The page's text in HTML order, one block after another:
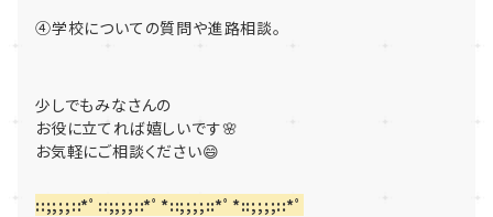
④学校についての質問や進路相談。
少しでもみなさんの
お役に立てれば嬉しいです🌸
お気軽にご相談ください😄
::;;;;::*ﾟ::;;;;::*ﾟ*::;;;;::*ﾟ*::;;;;::*ﾟ